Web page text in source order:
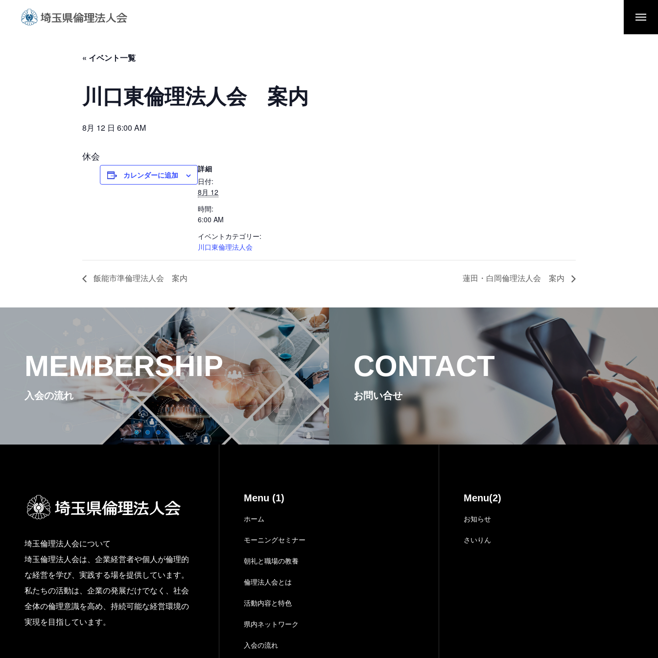
活動内容と特色
県内ネットワーク
« イベント一覧
川口東倫理法人会 案内
8月 12 日 6:00 AM
休会
カレンダーに追加
詳細
日付:
8月 12
時間:
6:00 AM
イベントカテゴリー:
川口東倫理法人会
飯能市準倫理法人会 案内 蓮田・白岡倫理法人会 案内
MEMBERSHIP
入会の流れ
CONTACT
お問い合せ
埼玉倫理法人会について
埼玉倫理法人会は、企業経営者や個人が倫理的
な経営を学び、実践する場を提供しています。
私たちの活動は、企業の発展だけでなく、社会
全体の倫理意識を高め、持続可能な経営環境の
実現を目指しています。
Menu (1)
ホーム
モーニングセミナー
朝礼と職場の教養
倫理法人会とは
活動内容と特色
県内ネットワーク
入会の流れ
Menu(2)
お知らせ
さいりん